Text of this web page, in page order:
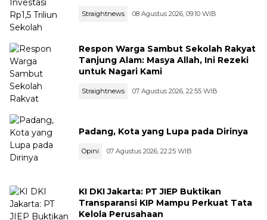
Straightnews 08 Agustus 2026, 09:10 WIB
Respon Warga Sambut Sekolah Rakyat
Tanjung Alam: Masya Allah, Ini Rezeki
untuk Nagari Kami
Straightnews 07 Agustus 2026, 22:55 WIB
Padang, Kota yang Lupa pada Dirinya
Opini 07 Agustus 2026, 22:25 WIB
KI DKI Jakarta: PT JIEP Buktikan
Transparansi KIP Mampu Perkuat Tata
Kelola Perusahaan